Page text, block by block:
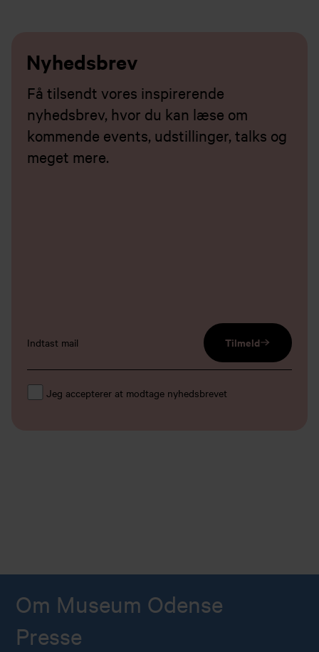
Nyhedsbrev
Få tilsendt vores inspirerende
nyhedsbrev, hvor du kan læse om
kommende events, udstillinger, talks og
meget mere.
email input Tilmeld
Jeg accepterer at modtage nyhedsbrevet
Om Museum Odense
Presse